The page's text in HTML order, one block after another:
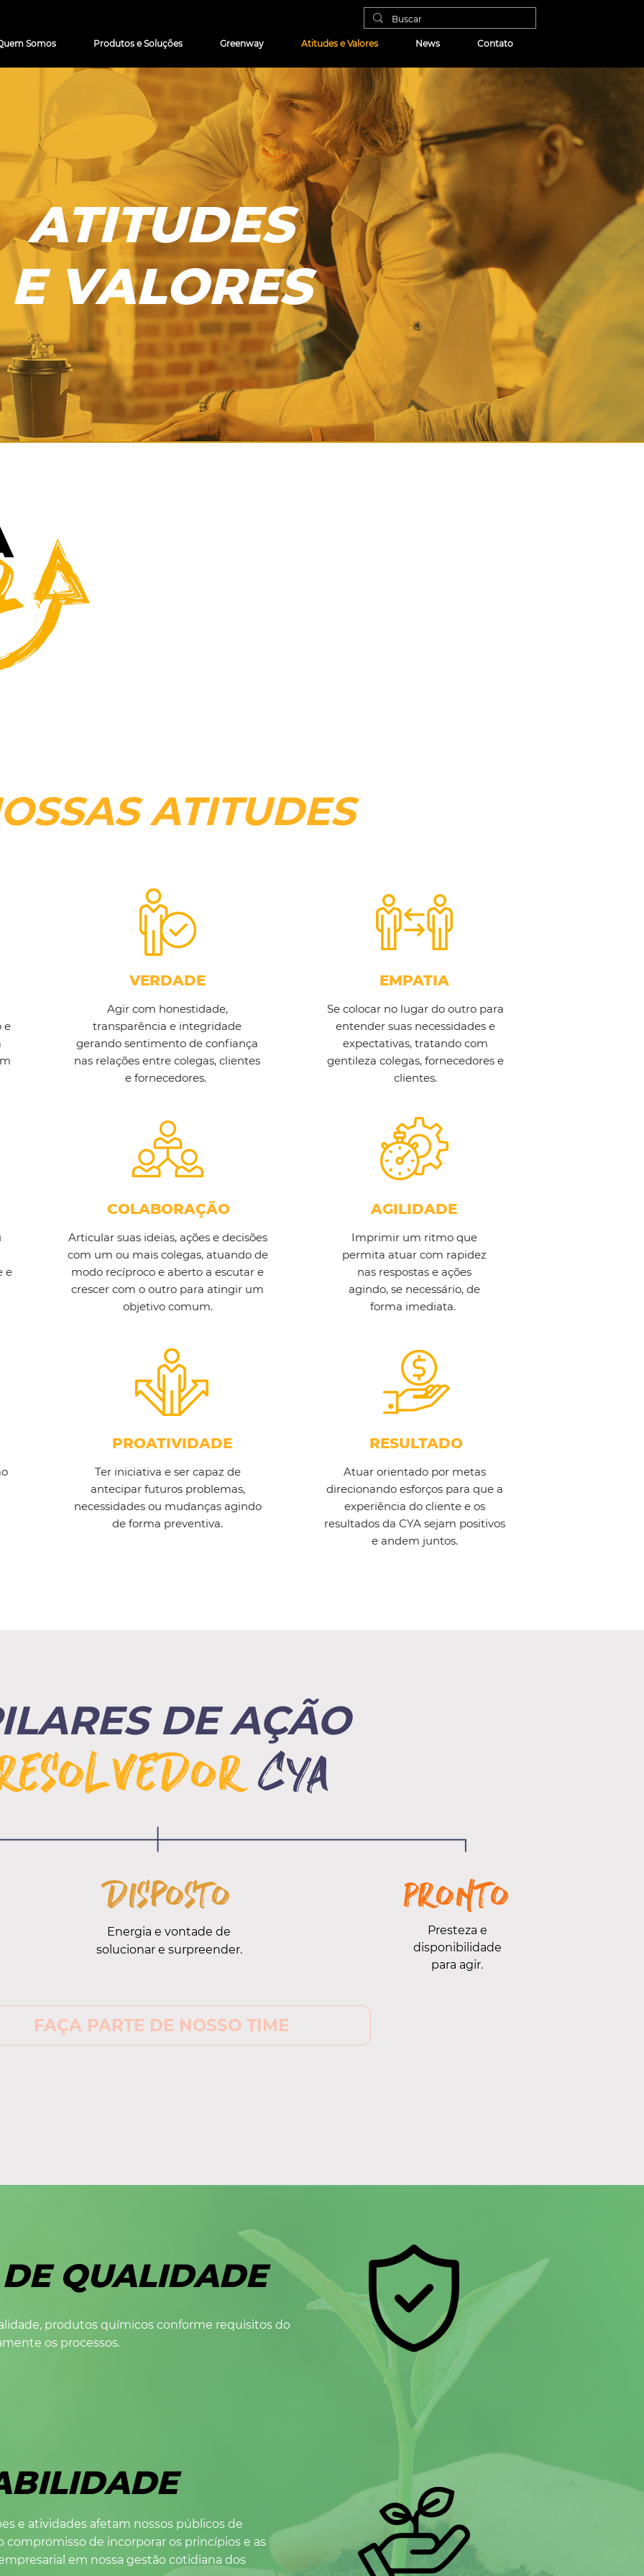
Somos Produtos e Soluções Greenway Atitudes e Valores News Contato
ATITUDES
E VALORES
ATITUDES
e
e
Agir com honestidade,
transparência e integridade
gerando sentimento de confiança
nas relações entre colegas, clientes
e fornecedores.
VERDADE
Articular suas ideias, ações e decisões
com um ou mais colegas, atuando de
modo recíproco e aberto a escutar e
crescer com o outro para atingir um
objetivo comum.
COLABORAÇÃO
Ter iniciativa e ser capaz de
antecipar futuros problemas,
necessidades ou mudanças agindo
de forma preventiva.
PROATIVIDADE
Se colocar no lugar do outro para
entender suas necessidades e
expectativas, tratando com
gentileza colegas, fornecedores e
clientes.
EMPATIA
Imprimir um ritmo que
permita atuar com rapidez
nas respostas e ações
agindo, se necessário, de
forma imediata.
AGILIDADE
Atuar orientado por metas
direcionando esforços para que a
experiência do cliente e os
resultados da CYA sejam positivos
e andem juntos.
RESULTADO
DE AÇÃO
cya
Energia e vontade de
solucionar e surpreender.
Presteza e
disponibilidade
para agir.
DISPOSTO pRONTO
FAÇA PARTE DE NOSSO TIME
QUALIDADE
produtos químicos conforme requisitos do
os processos.
e atividades afetam nossos públicos de
compromisso de incorporar os princípios e as
em nossa gestão cotidiana dos